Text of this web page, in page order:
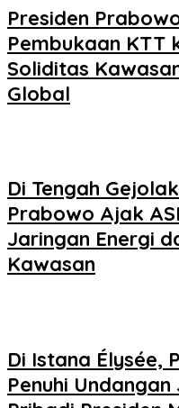
Presiden
Pembukaan KTT
Soliditas
Global
Di Tengah
Prabowo Ajak
Jaringan Energi
Kawasan
Di Istana Élysée,
Penuhi